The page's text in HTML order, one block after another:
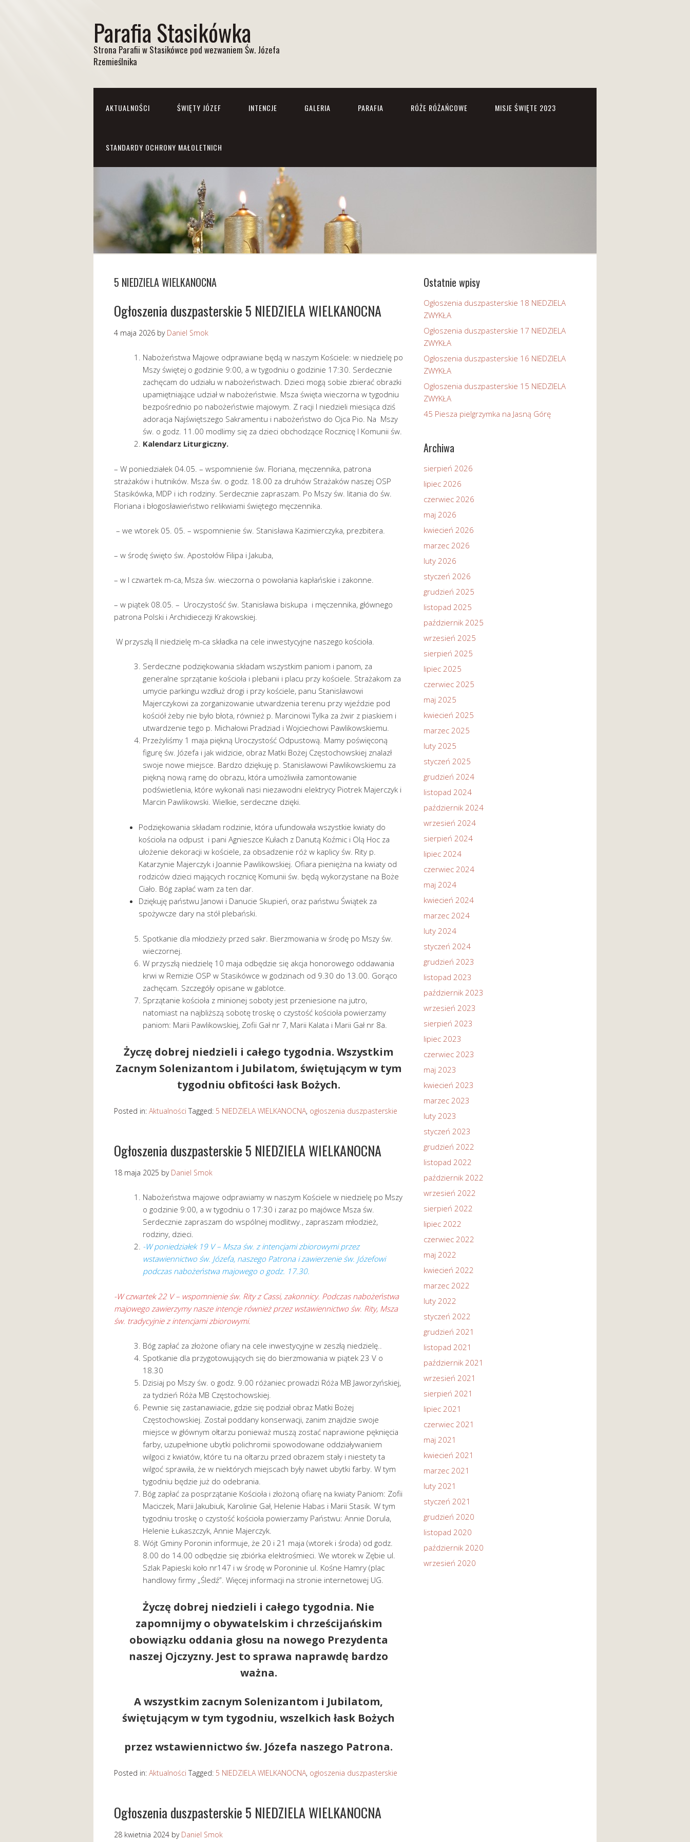
Parafia Stasikówka
Strona Parafii w Stasikówce pod wezwaniem Św. Józefa
Rzemieślnika
AKTUALNOŚCI ŚWIĘTY JÓZEF INTENCJE GALERIA PARAFIA RÓŻE RÓŻAŃCOWE MISJE ŚWIĘTE 2023
STANDARDY OCHRONY MAŁOLETNICH
5 NIEDZIELA WIELKANOCNA
Ogłoszenia duszpasterskie 5 NIEDZIELA WIELKANOCNA
4 maja 2026 by Daniel Smok
Nabożeństwa Majowe odprawiane będą w naszym Kościele: w niedzielę po
Mszy świętej o godzinie 9:00, a w tygodniu o godzinie 17:30. Serdecznie
zachęcam do udziału w nabożeństwach. Dzieci mogą sobie zbierać obrazki
upamiętniające udział w nabożeństwie. Msza święta wieczorna w tygodniu
bezpośrednio po nabożeństwie majowym. Z racji I niedzieli miesiąca dziś
adoracja Najświętszego Sakramentu i nabożeństwo do Ojca Pio. Na Mszy
św. o godz. 11.00 modlimy się za dzieci obchodzące Rocznicę I Komunii św.
Kalendarz Liturgiczny.
– W poniedziałek 04.05. – wspomnienie św. Floriana, męczennika, patrona
strażaków i hutników. Msza św. o godz. 18.00 za druhów Strażaków naszej OSP
Stasikówka, MDP i ich rodziny. Serdecznie zapraszam. Po Mszy św. litania do św.
Floriana i błogosławieństwo relikwiami świętego męczennika.
– we wtorek 05. 05. – wspomnienie św. Stanisława Kazimierczyka, prezbitera.
– w środę święto św. Apostołów Filipa i Jakuba,
– w I czwartek m-ca, Msza św. wieczorna o powołania kapłańskie i zakonne.
– w piątek 08.05. – Uroczystość św. Stanisława biskupa i męczennika, głównego
patrona Polski i Archidiecezji Krakowskiej.
W przyszłą II niedzielę m-ca składka na cele inwestycyjne naszego kościoła.
Serdeczne podziękowania składam wszystkim paniom i panom, za
generalne sprzątanie kościoła i plebanii i placu przy kościele. Strażakom za
umycie parkingu wzdłuż drogi i przy kościele, panu Stanisławowi
Majerczykowi za zorganizowanie utwardzenia terenu przy wjeździe pod
kościół żeby nie było błota, również p. Marcinowi Tylka za żwir z piaskiem i
utwardzenie tego p. Michałowi Pradziad i Wojciechowi Pawlikowskiemu.
Przeżyliśmy 1 maja piękną Uroczystość Odpustową. Mamy poświęconą
figurę św. Józefa i jak widzicie, obraz Matki Bożej Częstochowskiej znalazł
swoje nowe miejsce. Bardzo dziękuję p. Stanisławowi Pawlikowskiemu za
piękną nową ramę do obrazu, która umożliwiła zamontowanie
podświetlenia, które wykonali nasi niezawodni elektrycy Piotrek Majerczyk i
Marcin Pawlikowski. Wielkie, serdeczne dzięki.
Podziękowania składam rodzinie, która ufundowała wszystkie kwiaty do
kościoła na odpust i pani Agnieszce Kułach z Danutą Koźmic i Olą Hoc za
ułożenie dekoracji w kościele, za obsadzenie róż w kaplicy św. Rity p.
Katarzynie Majerczyk i Joannie Pawlikowskiej. Ofiara pieniężna na kwiaty od
rodziców dzieci mających rocznicę Komunii św. będą wykorzystane na Boże
Ciało. Bóg zapłać wam za ten dar.
Dziękuję państwu Janowi i Danucie Skupień, oraz państwu Świątek za
spożywcze dary na stół plebański.
Spotkanie dla młodzieży przed sakr. Bierzmowania w środę po Mszy św.
wieczornej.
W przyszłą niedzielę 10 maja odbędzie się akcja honorowego oddawania
krwi w Remizie OSP w Stasikówce w godzinach od 9.30 do 13.00. Gorąco
zachęcam. Szczegóły opisane w gablotce.
Sprzątanie kościoła z minionej soboty jest przeniesione na jutro,
natomiast na najbliższą sobotę troskę o czystość kościoła powierzamy
paniom: Marii Pawlikowskiej, Zofii Gał nr 7, Marii Kalata i Marii Gał nr 8a.
Życzę dobrej niedzieli i całego tygodnia. Wszystkim
Zacnym Solenizantom i Jubilatom, świętującym w tym
tygodniu obfitości łask Bożych.
Posted in: Aktualności Tagged: 5 NIEDZIELA WIELKANOCNA, ogłoszenia duszpasterskie
Ogłoszenia duszpasterskie 5 NIEDZIELA WIELKANOCNA
18 maja 2025 by Daniel Smok
Nabożeństwa majowe odprawiamy w naszym Kościele w niedzielę po Mszy
o godzinie 9:00, a w tygodniu o 17:30 i zaraz po majówce Msza św.
Serdecznie zapraszam do wspólnej modlitwy., zapraszam młodzież,
rodziny, dzieci.
-W poniedziałek 19 V – Msza św. z intencjami zbiorowymi przez
wstawiennictwo św. Józefa, naszego Patrona i zawierzenie św. Józefowi
podczas nabożeństwa majowego o godz. 17.30.
-W czwartek 22 V – wspomnienie św. Rity z Cassi, zakonnicy. Podczas nabożeństwa
majowego zawierzymy nasze intencje również przez wstawiennictwo św. Rity, Msza
św. tradycyjnie z intencjami zbiorowymi.
Bóg zapłać za złożone ofiary na cele inwestycyjne w zeszłą niedzielę..
Spotkanie dla przygotowujących się do bierzmowania w piątek 23 V o
18.30
Dzisiaj po Mszy św. o godz. 9.00 różaniec prowadzi Róża MB Jaworzyńskiej,
za tydzień Róża MB Częstochowskiej.
Pewnie się zastanawiacie, gdzie się podział obraz Matki Bożej
Częstochowskiej. Został poddany konserwacji, zanim znajdzie swoje
miejsce w głównym ołtarzu ponieważ muszą zostać naprawione pęknięcia
farby, uzupełnione ubytki polichromii spowodowane oddziaływaniem
wilgoci z kwiatów, które tu na ołtarzu przed obrazem stały i niestety ta
wilgoć sprawiła, że w niektórych miejscach były nawet ubytki farby. W tym
tygodniu będzie już do odebrania.
Bóg zapłać za posprzątanie Kościoła i złożoną ofiarę na kwiaty Paniom: Zofii
Maciczek, Marii Jakubiuk, Karolinie Gał, Helenie Habas i Marii Stasik. W tym
tygodniu troskę o czystość kościoła powierzamy Państwu: Annie Dorula,
Helenie Łukaszczyk, Annie Majerczyk.
Wójt Gminy Poronin informuje, że 20 i 21 maja (wtorek i środa) od godz.
8.00 do 14.00 odbędzie się zbiórka elektrośmieci. We wtorek w Zębie ul.
Szlak Papieski koło nr147 i w środę w Poroninie ul. Kośne Hamry (plac
handlowy firmy „Śledź”. Więcej informacji na stronie internetowej UG.
Życzę dobrej niedzieli i całego tygodnia. Nie
zapomnijmy o obywatelskim i chrześcijańskim
obowiązku oddania głosu na nowego Prezydenta
naszej Ojczyzny. Jest to sprawa naprawdę bardzo
ważna.
A wszystkim zacnym Solenizantom i Jubilatom,
świętującym w tym tygodniu, wszelkich łask Bożych
przez wstawiennictwo św. Józefa naszego Patrona.
Posted in: Aktualności Tagged: 5 NIEDZIELA WIELKANOCNA, ogłoszenia duszpasterskie
Ogłoszenia duszpasterskie 5 NIEDZIELA WIELKANOCNA
28 kwietnia 2024 by Daniel Smok
Ostatnie wpisy
Ogłoszenia duszpasterskie 18 NIEDZIELA
ZWYKŁA
Ogłoszenia duszpasterskie 17 NIEDZIELA
ZWYKŁA
Ogłoszenia duszpasterskie 16 NIEDZIELA
ZWYKŁA
Ogłoszenia duszpasterskie 15 NIEDZIELA
ZWYKŁA
45 Piesza pielgrzymka na Jasną Górę
Archiwa
sierpień 2026
lipiec 2026
czerwiec 2026
maj 2026
kwiecień 2026
marzec 2026
luty 2026
styczeń 2026
grudzień 2025
listopad 2025
październik 2025
wrzesień 2025
sierpień 2025
lipiec 2025
czerwiec 2025
maj 2025
kwiecień 2025
marzec 2025
luty 2025
styczeń 2025
grudzień 2024
listopad 2024
październik 2024
wrzesień 2024
sierpień 2024
lipiec 2024
czerwiec 2024
maj 2024
kwiecień 2024
marzec 2024
luty 2024
styczeń 2024
grudzień 2023
listopad 2023
październik 2023
wrzesień 2023
sierpień 2023
lipiec 2023
czerwiec 2023
maj 2023
kwiecień 2023
marzec 2023
luty 2023
styczeń 2023
grudzień 2022
listopad 2022
październik 2022
wrzesień 2022
sierpień 2022
lipiec 2022
czerwiec 2022
maj 2022
kwiecień 2022
marzec 2022
luty 2022
styczeń 2022
grudzień 2021
listopad 2021
październik 2021
wrzesień 2021
sierpień 2021
lipiec 2021
czerwiec 2021
maj 2021
kwiecień 2021
marzec 2021
luty 2021
styczeń 2021
grudzień 2020
listopad 2020
październik 2020
wrzesień 2020